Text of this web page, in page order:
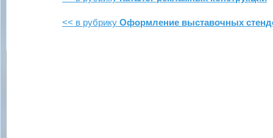
<< в рубрику Оформление выставочных